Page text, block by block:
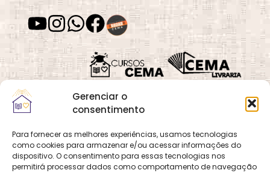
Gerenciar o
consentimento
Para fornecer as melhores experiências, usamos tecnologias
como cookies para armazenar e/ou acessar informações do
dispositivo. O consentimento para essas tecnologias nos
permitirá processar dados como comportamento de navegação
Quadra 02, Lote 16,
Vila Vicentina,
OCemaneté um site
que pertence e é gerido